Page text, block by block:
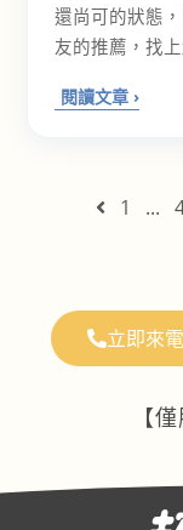
還尚可的狀態
友的推薦，找
1 ...
立即來電
【